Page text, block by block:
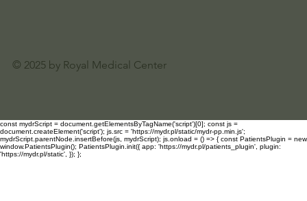
© 2025 by Royal Medical Center
const mydrScript = document.getElementsByTagName('script')[0]; const js =
document.createElement('script'); js.src = 'https://mydr.pl/static/mydr-pp.min.js';
mydrScript.parentNode.insertBefore(js, mydrScript); js.onload = () => { const PatientsPlugin = new
window.PatientsPlugin(); PatientsPlugin.init({ app: 'https://mydr.pl/patients_plugin', plugin:
'https://mydr.pl/static', }); };